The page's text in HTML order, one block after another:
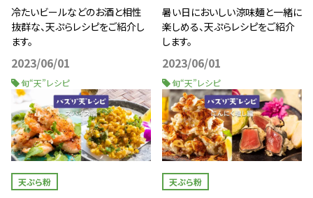
冷たいビールなどのお酒と相性
抜群な、天ぷらレシピをご紹介し
ます。
2023/06/01
旬“天”レシピ
暑い日においしい涼味麺と一緒に
楽しめる、天ぷらレシピをご紹介
します。
2023/06/01
旬“天”レシピ
天ぷら粉 天ぷら粉